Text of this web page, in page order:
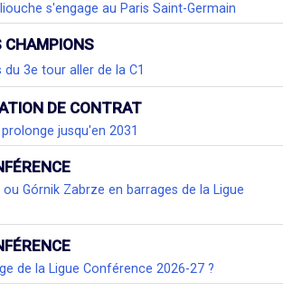
s'engage au Paris Saint-Germain
CHAMPIONS
du 3e tour aller de la C1
DE CONTRAT
jusqu'en 2031
ou Górnik Zabrze en barrages de la Ligue
de la Ligue Conférence 2026-27 ?